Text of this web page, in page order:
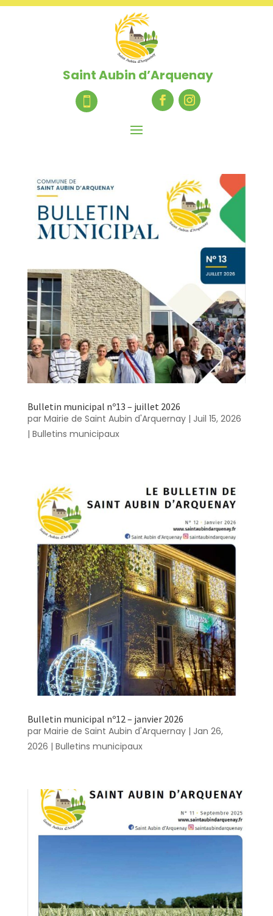
Saint Aubin d’Arquenay

Bulletin municipal nº13 – juillet 2026
par Mairie de Saint Aubin d'Arquernay| Juil 15, 2026
| Bulletins municipaux
Bulletin municipal nº12 – janvier 2026
par Mairie de Saint Aubin d'Arquernay| Jan 26,
2026 | Bulletins municipaux